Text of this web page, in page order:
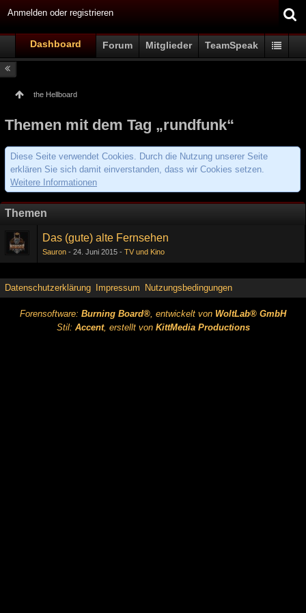
Anmelden oder registrieren
Dashboard Forum Mitglieder TeamSpeak
the Hellboard
Themen mit dem Tag „rundfunk“
Diese Seite verwendet Cookies. Durch die Nutzung unserer Seite
erklären Sie sich damit einverstanden, dass wir Cookies setzen.
Weitere Informationen
Themen
Das (gute) alte Fernsehen
Sauron 24. Juni 2015 TV und Kino
Datenschutzerklärung Impressum Nutzungsbedingungen
Forensoftware: Burning Board®, entwickelt von WoltLab® GmbH
Stil: Accent, erstellt von KittMedia Productions